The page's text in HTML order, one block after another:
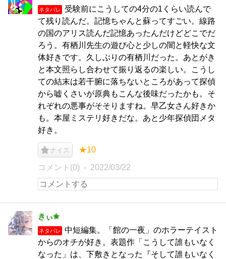
ネタバレ
受験前にこうしての4分の1くらい読んで
て残り読んだ。記憶ちゃんと蘇ってすごい。線路
の国のアリス読んだ記憶あったんだけどどこでだ
ろう。有栖川先生の遊び心と少しの闇と軽快な文
体好きです。久しぶりの有栖川だった。あとがき
と本文照らし合わせて振り返るの楽しい。こうし
ての結末は若干腑に落ちないところがあって探偵
から嘘くさいが原典もこんな後味だったかも。そ
れぞれの悪事がそそりますね。早乙女さん好きか
も。本屋ミステリ好きだな。あと少年探偵団メタ
好き。
ナイス ★10
コメント(0) 2022/03/22
きぃ✬
ネタバレ
中短編集。「館の一夜」のホラーテイスト
からのオチが好き。表題作「こうして誰もいなく
なった」は、下敷きとなった『そして誰もいなく